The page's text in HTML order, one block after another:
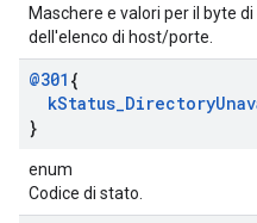
Maschere e valori per il byte
dell'elenco di host/porte.
@301 {
kStatus_Directory
}
enum
Codice di stato.